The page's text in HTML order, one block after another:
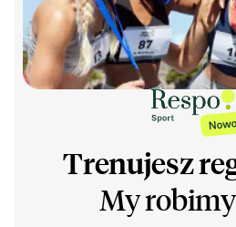
Trenujesz
My